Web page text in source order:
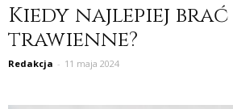
Kiedy najlepiej
trawienne?
Redakcja - 11 maja 2024